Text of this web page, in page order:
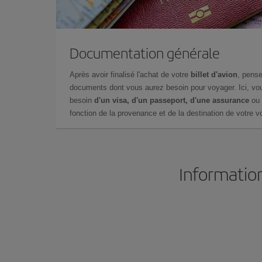
Documentation générale
Après avoir finalisé l'achat de votre billet d'avion ,
documents dont vous aurez besoin pour voyager. Ici,
besoin d'un visa, d'un passeport, d'une assurance ou
fonction de la provenance et de la destination de votre